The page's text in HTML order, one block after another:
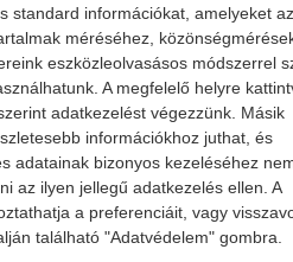
standard információkat, amelyeket
méréséhez,
eszközleolvasásos módszerrel
A megfelelő helyre
adatkezelést végezzünk. Másik
információkhoz juthat, és
adatainak bizonyos kezeléséhez
az ilyen jellegű adatkezelés ellen. A
a preferenciáit, vagy
található "Adatvédelem" gombra.